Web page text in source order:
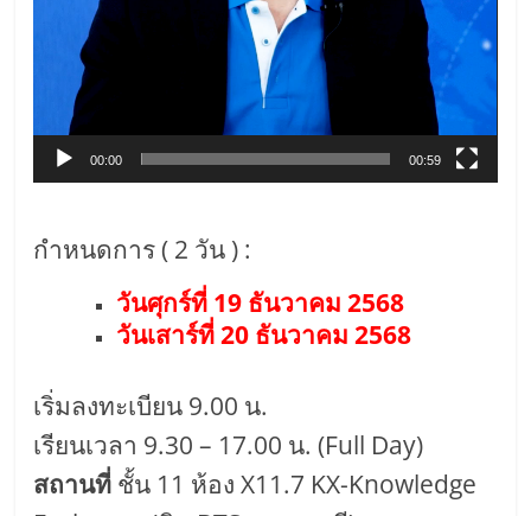
รน
ไชส์
ขาย
หน้า
บ้าน
ลงทุน
น้อย
คืน
00:00 00:59
กำหนดการ ( 2 วัน ) :
วันศุกร์ที่ 19 ธันวาคม 2568
วันเสาร์ที่ 20 ธันวาคม 2568
เริ่มลงทะเบียน 9.00 น.
เรียนเวลา 9.30 – 17.00 น. (Full Day)
สถานที่ ชั้น 11 ห้อง X11.7 KX-Knowledge